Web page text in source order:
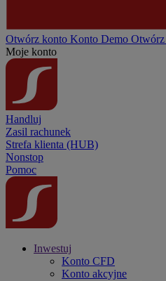
Otwórz konto Konto Demo
Moje konto
Handluj
Zasil rachunek
Strefa klienta (HUB)
Nonstop
Pomoc
Inwestuj
Konto CFD
Konto akcyjne